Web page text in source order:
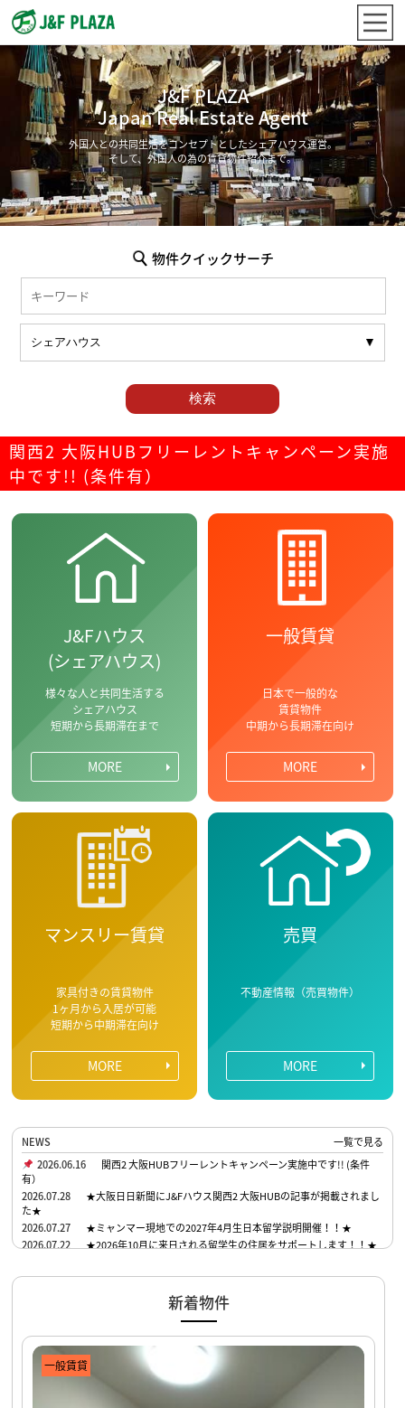
J&F PLAZA
Japan Real Estate Agent
外国人との共同生活をコンセプトとしたシェアハウス運営。
そして、外国人の為の賃貸物件紹介まで。
物件クイックサーチ
検索
関西2 大阪HUBフリーレントキャンペーン実施
中です!! (条件有）
J&Fハウス
(シェアハウス)
様々な人と共同生活する
シェアハウス
短期から長期滞在まで
MORE
一般賃貸
日本で一般的な
賃貸物件
中期から長期滞在向け
MORE
マンスリー賃貸
家具付きの賃貸物件
1ヶ月から入居が可能
短期から中期滞在向け
MORE
売買
不動産情報（売買物件）
MORE
NEWS
一覧で見る
2026.06.16
関西2 大阪HUBフリーレントキャンペーン実施中です!! (条件
有）
2026.07.28
★大阪日日新聞にJ&Fハウス関西2 大阪HUBの記事が掲載されまし
た★
2026.07.27
★ミャンマー現地での2027年4月生日本留学説明開催！！★
2026.07.22
★2026年10月に来日される留学生の住居をサポートします！！★
新着物件
一般賃貸